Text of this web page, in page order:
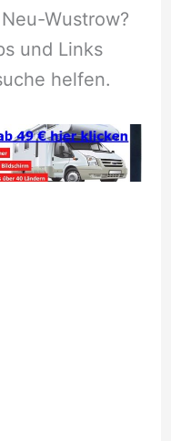
Wustrow?
und Links
helfen.